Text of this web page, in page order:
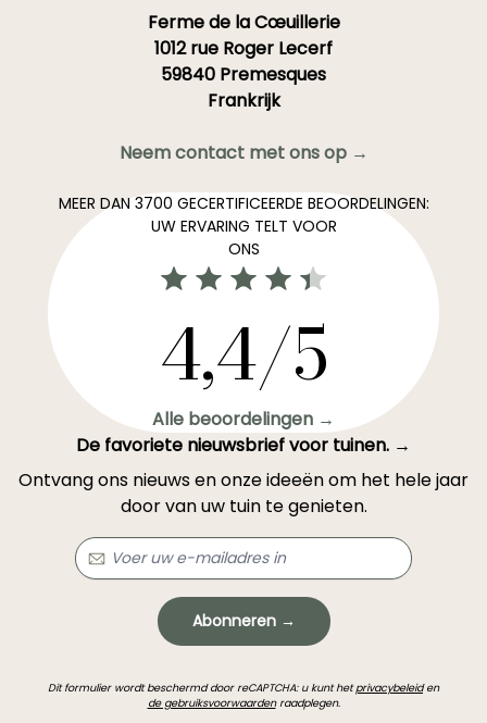
Ferme de la Cœuillerie
1012 rue Roger Lecerf
59840 Premesques
Frankrijk
Neem contact met ons op →
MEER DAN 3700 GECERTIFICEERDE BEOORDELINGEN:
UW ERVARING TELT VOOR
ONS
4,4/5
Alle beoordelingen →
De favoriete nieuwsbrief voor tuinen. →
Ontvang ons nieuws en onze ideeën om het hele jaar
door van uw tuin te genieten.
Abonneren →
Dit formulier wordt beschermd door reCAPTCHA: u kunt hetprivacybeleiden
de gebruiksvoorwaardenraadplegen.